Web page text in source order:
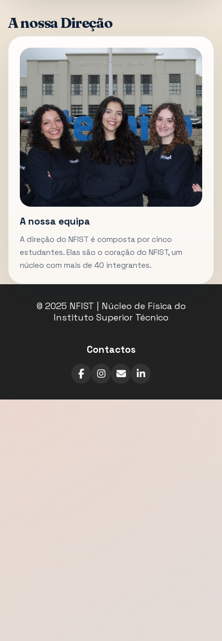
A nossa Direção
A nossa equipa
A direção do NFIST é composta por cinco
estudantes. Elas são o coração do NFIST, um
núcleo com mais de 40 integrantes.
© 2025 NFIST | Núcleo de Física do
Instituto Superior Técnico
Contactos